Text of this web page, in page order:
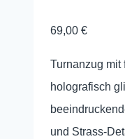
69,00 €
Turnanzug mit
holografisch
und